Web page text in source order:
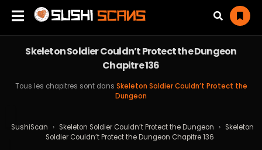
Skeleton Soldier Couldn’t Protect the Dungeon
Chapitre 136
Tous les chapitres sont dans Skeleton Soldier Couldn’t Protect the
Dungeon
SushiScan › Skeleton Soldier Couldn’t Protect the Dungeon › Skeleton
Soldier Couldn’t Protect the Dungeon Chapitre 136